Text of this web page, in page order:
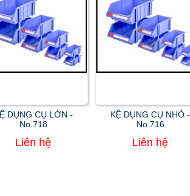
DỤNG CỤ LỚN -
No.718
Liên hệ
KỆ DỤNG CỤ NHỎ -
No.716
Liên hệ